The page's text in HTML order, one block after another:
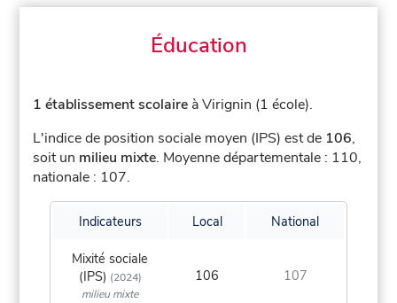
Éducation
1 établissement scolaire à Virignin (1 école).
L'indice de position sociale moyen (IPS) est de 106,
soit un milieu mixte. Moyenne départementale : 110,
nationale : 107.
Indicateurs Local National
Mixité sociale
(IPS) (2024)
milieu mixte
106 107